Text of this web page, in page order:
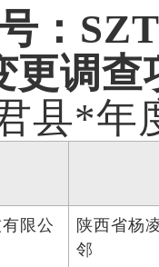
：
更调查
县*年
限公
陕西省杨
邻